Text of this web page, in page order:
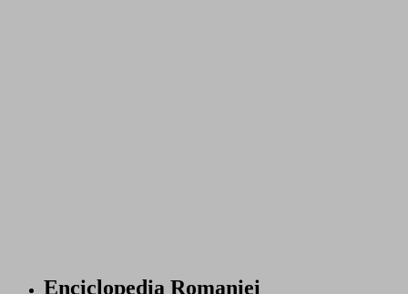
Enciclopedia Romaniei